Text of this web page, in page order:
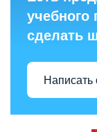
учебного
сделать
Написать